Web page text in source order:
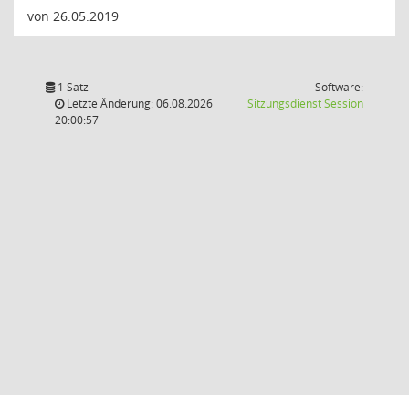
von 26.05.2019
1 Satz
Letzte Änderung: 06.08.2026
20:00:57
Software:
SitzungsdienstSession(Wird in